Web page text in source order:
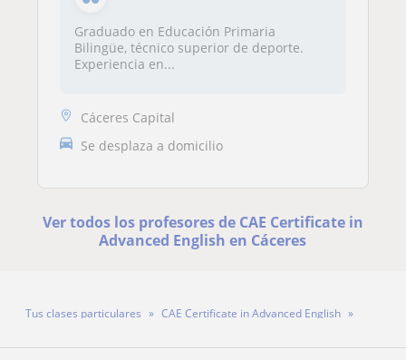
Graduado en Educación Primaria
Bilingüe, técnico superior de deporte.
Experiencia en...
Cáceres Capital
Se desplaza a domicilio
Ver todos los profesores de CAE Certificate in
Advanced English en Cáceres
Tus clases particulares
CAE Certificate in Advanced English